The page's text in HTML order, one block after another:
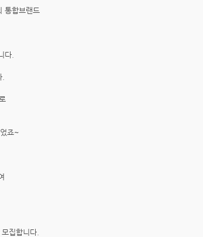
통합브랜드
다.
죠~
집합니다.